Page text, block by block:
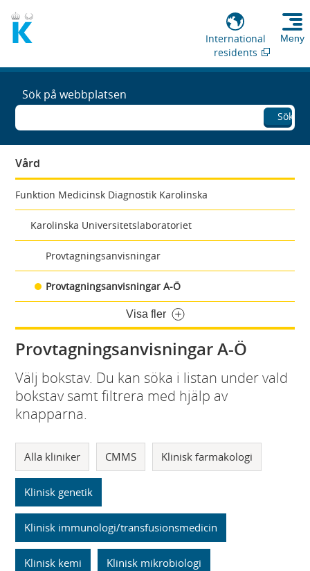
International
residents
Meny
Sök på webbplatsen
Sök
Vård
Funktion Medicinsk Diagnostik Karolinska
Karolinska Universitetslaboratoriet
Provtagningsanvisningar
Provtagningsanvisningar A-Ö
Visa fler
Provtagningsanvisningar A-Ö
Välj bokstav. Du kan söka i listan under vald
bokstav samt filtrera med hjälp av
knapparna.
Alla kliniker CMMS Klinisk farmakologi
Klinisk genetik
Klinisk immunologi/transfusionsmedicin
Klinisk kemi Klinisk mikrobiologi